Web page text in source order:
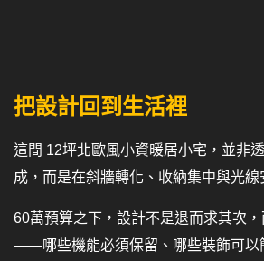
把設計回到生活裡
這間 12坪北歐風小資暖居小宅，並非
成，而是在斜牆轉化、收納集中與光線
60萬預算之下，設計不是退而求其次
——哪些機能必須保留、哪些裝飾可以